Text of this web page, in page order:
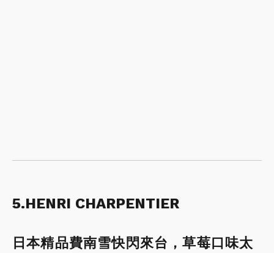
5.HENRI CHARPENTIER
日本精品費南雪快閃來台，草莓口味太